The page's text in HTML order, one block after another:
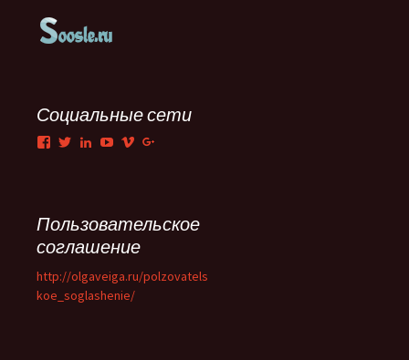
Социальные сети
Facebook
TwitterLinkedIn
YouTube
Vimeo
Пользовательское
соглашение
http://olgaveiga.ru/polzovatels
koe_soglashenie/